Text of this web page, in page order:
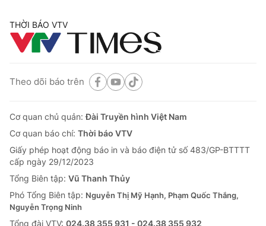
THỜI BÁO VTV
Theo dõi báo trên
Cơ quan chủ quản:Đài Truyền hình Việt Nam
Cơ quan báo chí: Thời báo VTV
Giấy phép hoạt động báo in và báo điện tử số 483/GP-BTTTT
cấp ngày 29/12/2023
Tổng Biên tập: Vũ Thanh Thủy
Phó Tổng Biên tập: Nguyễn Thị Mỹ Hạnh, Phạm Quốc Thắng,
Nguyễn Trọng Ninh
Tổng đài VTV: 024.38 355 931 - 024.38 355 932